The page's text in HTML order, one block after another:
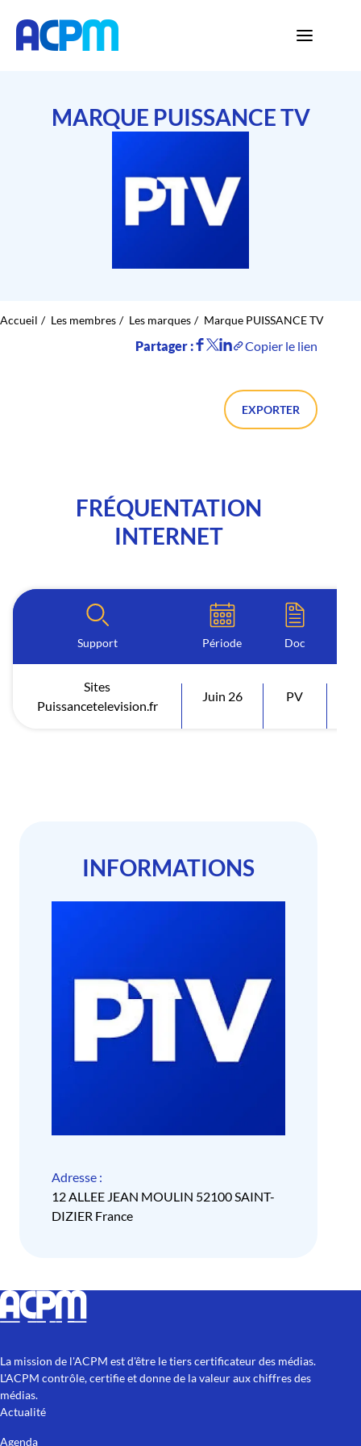
MARQUE PUISSANCE TV
Accueil Les membres Les marques Marque PUISSANCE TV
Partager : Copier le lien
EXPORTER
FRÉQUENTATION
INTERNET
Support Période Doc
Sites
Puissancetelevision.fr
Juin 26 PV
INFORMATIONS
Adresse :
12 ALLEE JEAN MOULIN 52100 SAINT-
DIZIER France
La mission de l'ACPM est d'être le tiers certificateur des médias.
L'ACPM contrôle, certifie et donne de la valeur aux chiffres des
médias.
Actualité
Agenda